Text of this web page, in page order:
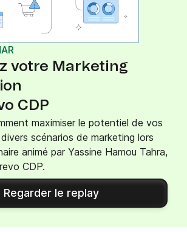
votre Marketing
CDP
maximiser le potentiel de vos
scénarios de marketing lors
animé par Yassine Hamou Tahra,
CDP.
Regarder le replay